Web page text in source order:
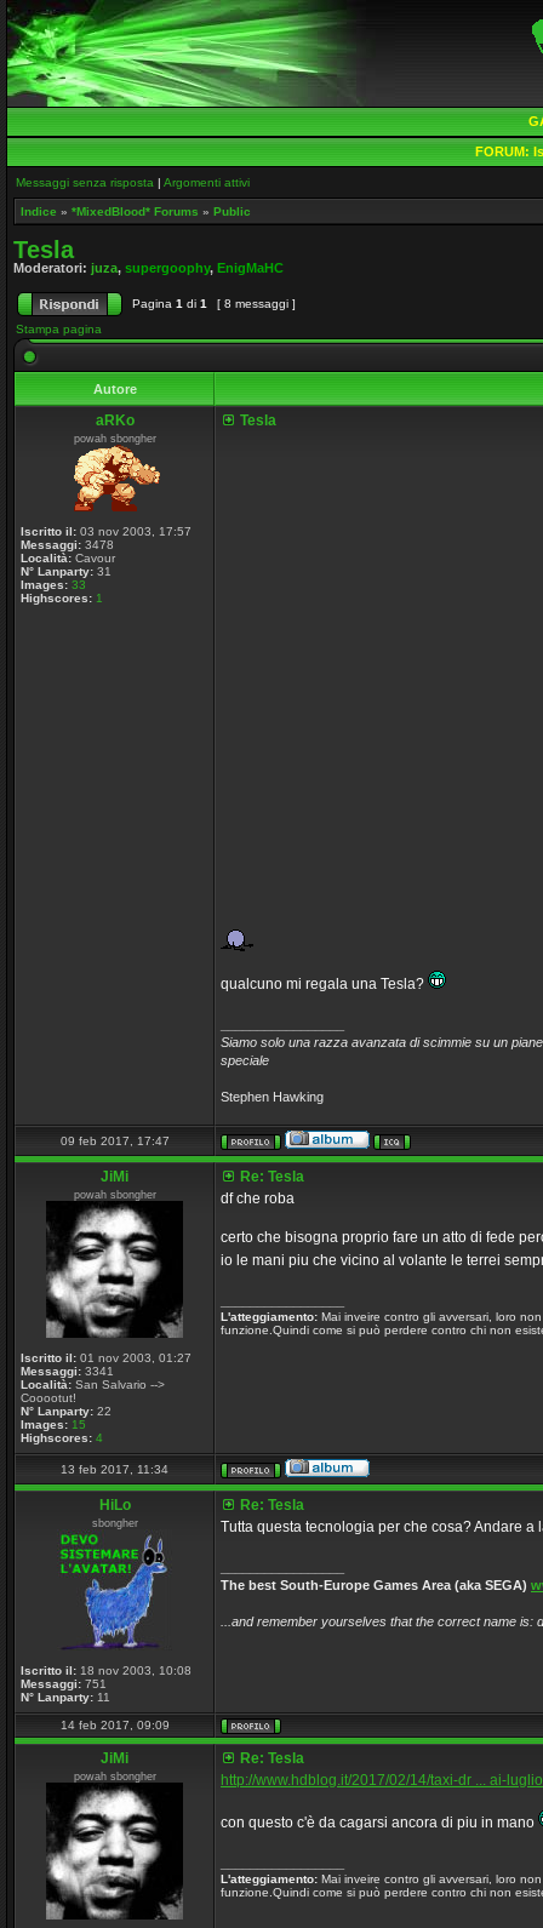
FORUM:
Messaggi senza risposta | Argomenti attivi
Indice » *MixedBlood* Forums » Public
Tesla
Moderatori: juza, supergoophy, EnigMaHC
Pagina 1 di 1
[ 8 messaggi ]
Stampa pagina
Autore
aRKo
powah sbongher
Iscritto il: 03 nov 2003, 17:57
Messaggi: 3478
Località: Cavour
N° Lanparty: 31
Images: 33
Highscores: 1
Tesla
qualcuno mi regala una Tesla?
Siamo solo una razza avanzata di scimmie su un
speciale
Stephen Hawking
09 feb 2017, 17:47
JiMi
powah sbongher
Iscritto il: 01 nov 2003, 01:27
Messaggi: 3341
Località: San Salvario -->
Cooootut!
N° Lanparty: 22
Images: 15
Highscores: 4
Re: Tesla
df che roba
certo che bisogna proprio fare un atto di fede
io le mani piu che vicino al volante le terrei
L'atteggiamento: Mai inveire contro gli avversari, loro
funzione.Quindi come si può perdere contro chi non
13 feb 2017, 11:34
HiLo
sbongher
Iscritto il: 18 nov 2003, 10:08
Messaggi: 751
N° Lanparty: 11
Re: Tesla
Tutta questa tecnologia per che cosa? Andare a
The best South-Europe Games Area (aka SEGA)
...and remember yourselves that the correct name is:
14 feb 2017, 09:09
JiMi
powah sbongher
Re: Tesla
http://www.hdblog.it/2017/02/14/taxi-dr ... ai-
con questo c'è da cagarsi ancora di piu in mano
L'atteggiamento: Mai inveire contro gli avversari, loro
funzione.Quindi come si può perdere contro chi non